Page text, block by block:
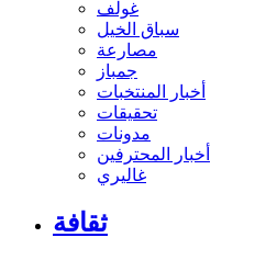
غولف
سباق الخيل
مصارعة
جمباز
أخبار المنتخبات
تحقيقات
مدونات
أخبار المحترفين
غاليري
ثقافة